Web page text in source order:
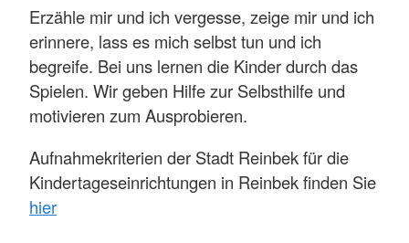
Erzähle mir und ich vergesse, zeige mir und ich
erinnere, lass es mich selbst tun und ich
begreife. Bei uns lernen die Kinder durch das
Spielen. Wir geben Hilfe zur Selbsthilfe und
motivieren zum Ausprobieren.
Aufnahmekriterien der Stadt Reinbek für die
Kindertageseinrichtungen in Reinbek finden Sie
hier